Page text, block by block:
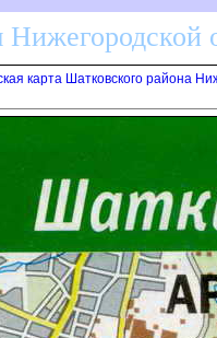
карта Шатковского района